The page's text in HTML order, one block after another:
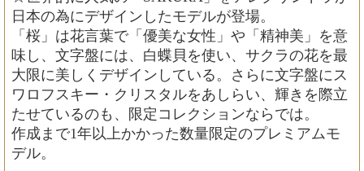
日本の為にデザインしたモデルが登場。
「桜」は花言葉で「優美な女性」や「精神美」を意
味し、文字盤には、白蝶貝を使い、サクラの花を最
大限に美しくデザインしている。さらに文字盤にス
ワロフスキー・クリスタルをあしらい、輝きを際立
たせているのも、限定コレクションならでは。
作成まで1年以上かかった数量限定のプレミアムモ
デル。